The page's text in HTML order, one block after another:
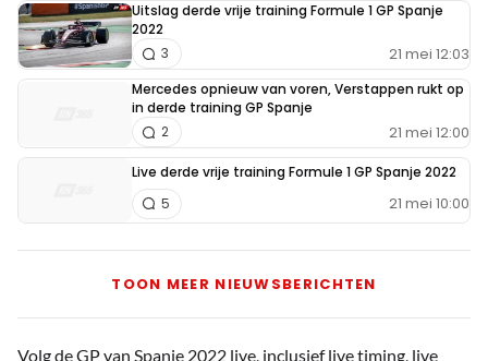
Uitslag derde vrije training Formule 1 GP Spanje
2022
21 mei 12:03
3
Mercedes opnieuw van voren, Verstappen rukt op
in derde training GP Spanje
21 mei 12:00
2
Live derde vrije training Formule 1 GP Spanje 2022
21 mei 10:00
5
TOON MEER NIEUWSBERICHTEN
Volg de GP van Spanje 2022 live, inclusief live timing, live